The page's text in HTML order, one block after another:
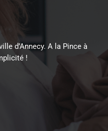
d’Annecy. A la Pince à
!